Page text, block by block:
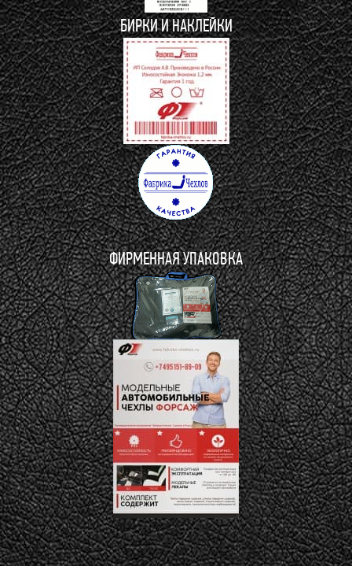
БИРКИ И НАКЛЕЙКИ
ФИРМЕННАЯ УПАКОВКА